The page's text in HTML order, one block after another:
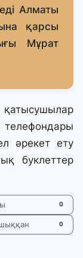
Алматы
қарсы
Мұрат
әрекет ету
буклеттер
0
0